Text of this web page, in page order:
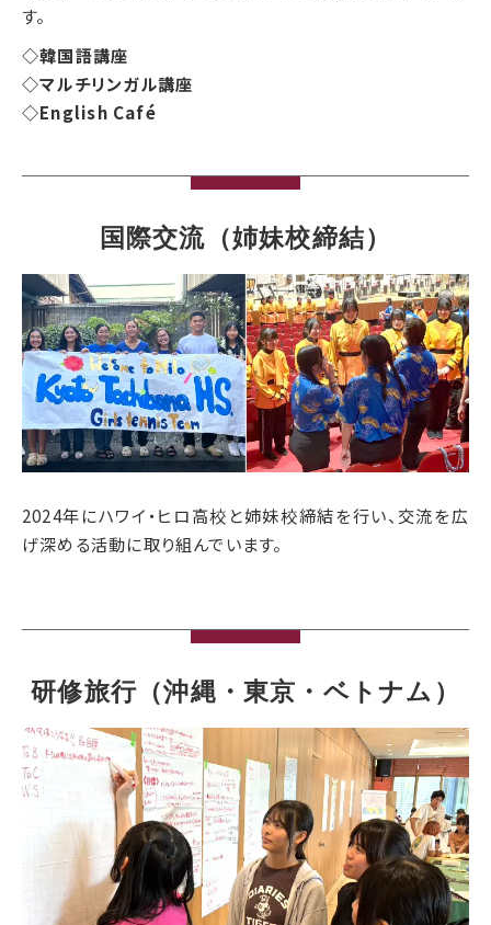
す。
◇韓国語講座
◇マルチリンガル講座
◇English Café
国際交流（姉妹校締結）
2024年にハワイ・ヒロ高校と姉妹校締結を行い、交流を広
げ深める活動に取り組んでいます。
研修旅行（沖縄・東京・ベトナム）